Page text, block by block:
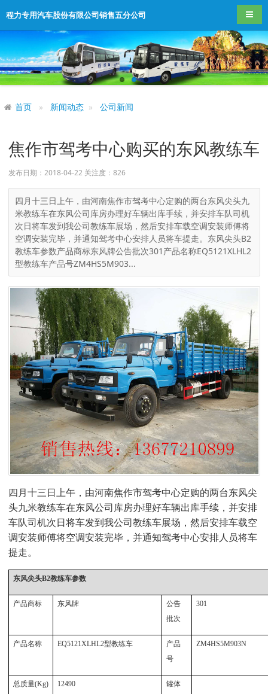
程力专用汽车股份有限公司销售五分公司 导航
首页 新闻动态 公司新闻
焦作市驾考中心购买的东风教练车
发布日期：2018-04-22 关注度： 826
四月十三日上午，由河南焦作市驾考中心定购的两台东风尖头九
米教练车在东风公司库房办理好车辆出库手续，并安排车队司机
次日将车发到我公司教练车展场，然后安排车载空调安装师傅将
空调安装完毕，并通知驾考中心安排人员将车提走。东风尖头B2
教练车参数产品商标东风牌公告批次301产品名称EQ5121XLHL2
型教练车产品号ZM4HS5M903...
四月十三日上午，由河南焦作市驾考中心定购的两台东风尖
头九米教练车在东风公司库房办理好车辆出库手续，并安排
车队司机次日将车发到我公司教练车展场，然后安排车载空
调安装师傅将空调安装完毕，并通知驾考中心安排人员将车
提走。
东风尖头B2教练车参数
产品商标 东风牌
公告
批次
301
产品名称 EQ5121XLHL2型教练车
产品
号
ZM4HS5M903N
总质量(Kg) 12490
罐体